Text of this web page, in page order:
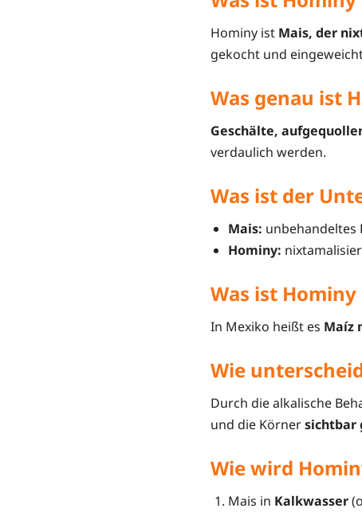
Hominy ist Mais, der
gekocht und
Was genau ist
Geschälte,
verdaulich werden.
Was ist der
Mais: unbehandeltes
Hominy:
Was ist
In Mexiko heißt es Maíz
Wie
Durch die alkalische
und die Körnersichtbar
Wie wird
Mais in Kalkwasser